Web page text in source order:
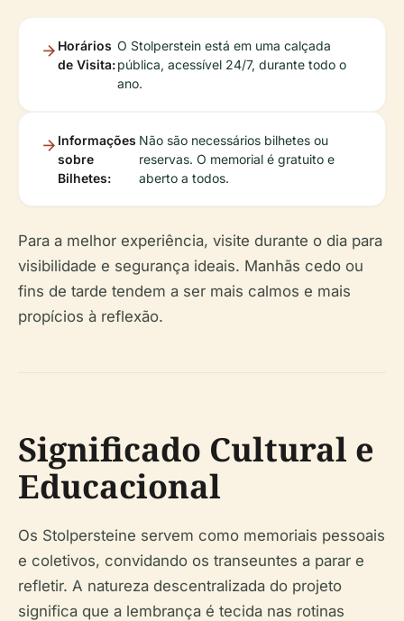
Horários
de Visita:
O Stolperstein está em uma calçada
pública, acessível 24/7, durante todo o
ano.
Informações
sobre
Bilhetes:
Não são necessários bilhetes ou
reservas. O memorial é gratuito e
aberto a todos.
Para a melhor experiência, visite durante o dia para
visibilidade e segurança ideais. Manhãs cedo ou
fins de tarde tendem a ser mais calmos e mais
propícios à reflexão.
Significado Cultural e
Educacional
Os Stolpersteine servem como memoriais pessoais
e coletivos, convidando os transeuntes a parar e
refletir. A natureza descentralizada do projeto
significa que a lembrança é tecida nas rotinas